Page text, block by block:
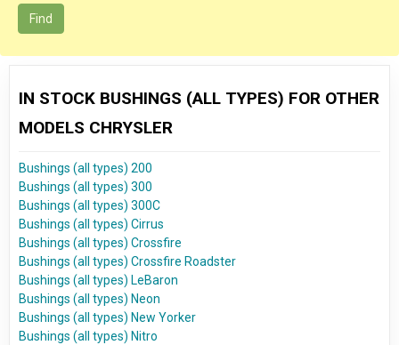
Find
IN STOCK BUSHINGS (ALL TYPES) FOR OTHER
MODELS CHRYSLER
Bushings (all types) 200
Bushings (all types) 300
Bushings (all types) 300C
Bushings (all types) Cirrus
Bushings (all types) Crossfire
Bushings (all types) Crossfire Roadster
Bushings (all types) LeBaron
Bushings (all types) Neon
Bushings (all types) New Yorker
Bushings (all types) Nitro